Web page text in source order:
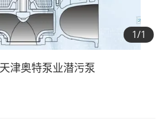
1/1
津奥特泵业潜污泵